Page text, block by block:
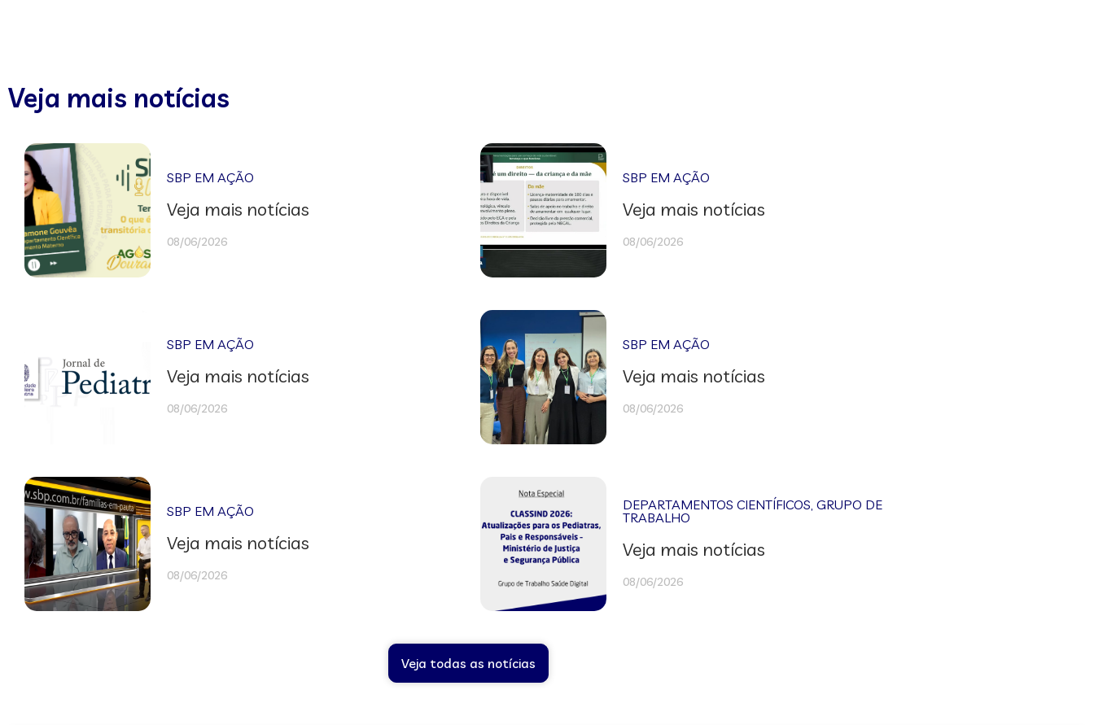
Veja mais notícias
SBP EM AÇÃO
Veja mais notícias
08/06/2026
SBP EM AÇÃO
Veja mais notícias
08/06/2026
SBP EM AÇÃO
Veja mais notícias
08/06/2026
SBP EM AÇÃO
Veja mais notícias
08/06/2026
SBP EM AÇÃO
Veja mais notícias
08/06/2026
DEPARTAMENTOS CIENTÍFICOS,GRUPO DE
TRABALHO
Veja mais notícias
08/06/2026
Veja todas as notícias